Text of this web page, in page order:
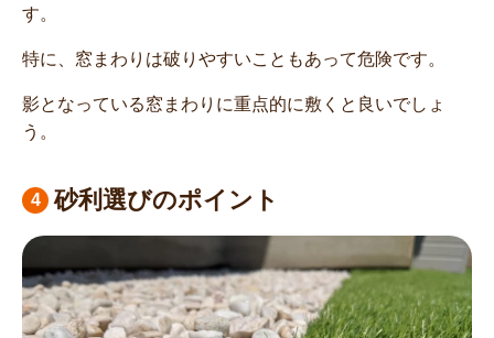
す。
特に、窓まわりは破りやすいこともあって危険です。
影となっている窓まわりに重点的に敷くと良いでしょ
う。
砂利選びのポイント